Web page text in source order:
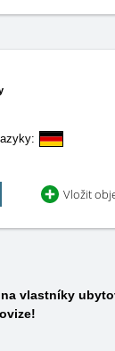
Vložit
vlastníky